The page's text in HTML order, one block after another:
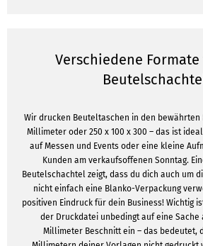
Verschiedene
Wir drucken Beuteltaschen in den bewährten
Millimeter oder 250 x 100 x 300 – das ist
auf Messen und Events oder eine kleine
Kunden am verkaufsoffenen Sonntag.
Beutelschachtel zeigt, dass du dich auch um
nicht einfach eine Blanko-Verpackung
positiven Eindruck für dein Business! Wichtig
der Druckdatei unbedingt auf eine Sache
Millimeter Beschnitt ein – das bedeutet,